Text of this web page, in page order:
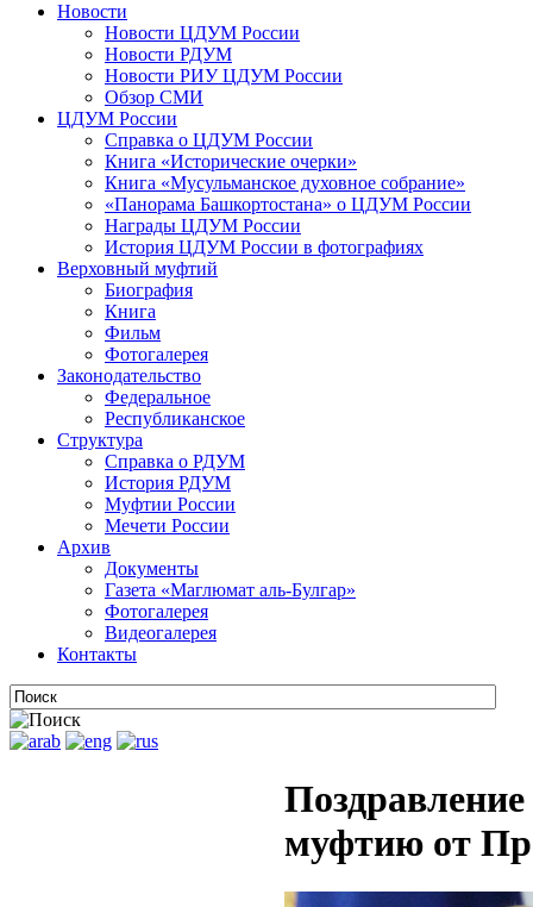
Новости
Новости ЦДУМ России
Новости РДУМ
Новости РИУ ЦДУМ России
Обзор СМИ
ЦДУМ России
Справка о ЦДУМ России
Книга «Исторические очерки»
Книга «Мусульманское духовное собрание»
«Панорама Башкортостана» о ЦДУМ России
Награды ЦДУМ России
История ЦДУМ России в фотографиях
Верховный муфтий
Биография
Книга
Фильм
Фотогалерея
Законодательство
Федеральное
Республиканское
Структура
Справка о РДУМ
История РДУМ
Муфтии России
Мечети России
Архив
Документы
Газета «Маглюмат аль-Булгар»
Фотогалерея
Видеогалерея
Контакты
муфтию от